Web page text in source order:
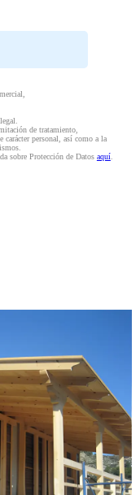
de tratamiento,
personal, así como a la
sobre Protección de Datos aquí.